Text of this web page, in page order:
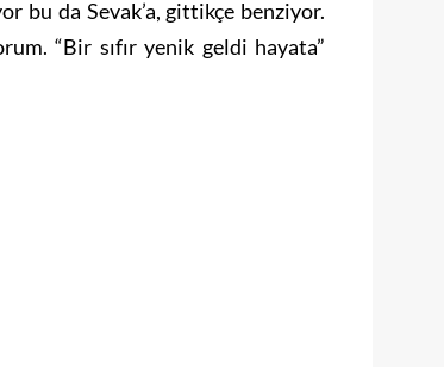
bu da Sevak’a, gittikçe benziyor.
“Bir sıfır yenik geldi hayata”